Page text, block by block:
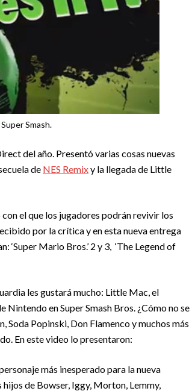
Smash.
del año. Presentó varias cosas nuevas
de NES Remixy la llegada de Little
el que los jugadores podrán revivir los
por la crítica y en esta nueva entrega
‘Super Mario Bros.’ 2 y 3, ‘The Legend of
les gustará mucho: Little Mac, el
en Super Smash Bros. ¿Cómo no se
Soda Popinski, Don Flamenco y muchos más
En este video lo presentaron:
más inesperado para la nueva
de Bowser, Iggy, Morton, Lemmy,